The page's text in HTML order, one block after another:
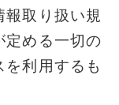
取り扱い規
める一切の
利用するも